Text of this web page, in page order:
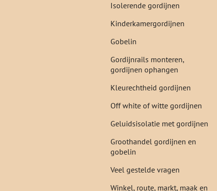
Isolerende gordijnen
Kinderkamergordijnen
Gobelin
Gordijnrails monteren,
gordijnen ophangen
Kleurechtheid gordijnen
Off white of witte gordijnen
Geluidsisolatie met gordijnen
Groothandel gordijnen en
gobelin
Veel gestelde vragen
Winkel, route, markt, maak en